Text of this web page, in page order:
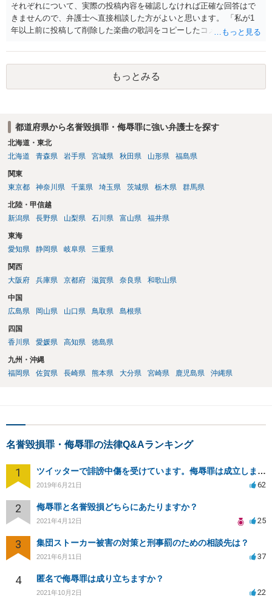
それぞれについて、実際の投稿内容を確認しなければ正確な回答はで
きませんので、弁護士へ直接相談した方がよいと思います。 「私が1
年以上前に投稿して削除した楽曲の歌詞をコピーしたコメント」とい
毀損の可能性がありますが、それ以外の意味であれば回答は変わりま
す。 「私が学生時代にいじられていた」ことは、単にそれだけでは権
利侵害とは言い難いところです（いじめの事実をアウティングされ
た、といった意味であれば権利侵害性が出てくる可能性はあります
もっとみる
都道府県から名誉毀損罪・侮辱罪に強い弁護士を探す
北海道・東北
北海道
青森県 岩手県 宮城県 秋田県 山形県 福島県
関東
東京都
神奈川県 千葉県 埼玉県 茨城県 栃木県 群馬県
北陸・甲信越
新潟県
長野県 山梨県 石川県 富山県 福井県
東海
愛知県
静岡県 岐阜県 三重県
関西
大阪府
兵庫県 京都府 滋賀県 奈良県 和歌山県
中国
広島県
岡山県 山口県 鳥取県 島根県
四国
香川県
愛媛県 高知県 徳島県
九州・沖縄
福岡県
佐賀県 長崎県 熊本県 大分県 宮崎県 鹿児島県 沖縄県
名誉毀損罪・侮辱罪の法律Q&Aランキング
1 ツイッターで誹謗中傷を受けています。侮辱罪は成立しますか？
2019年6月21日 62
2 侮辱罪と名誉毀損どちらにあたりますか？
2021年4月12日 25
3 集団ストーカー被害の対策と刑事罰のための相談先は？
2021年6月11日 37
4 匿名で侮辱罪は成り立ちますか？
2021年10月2日 22